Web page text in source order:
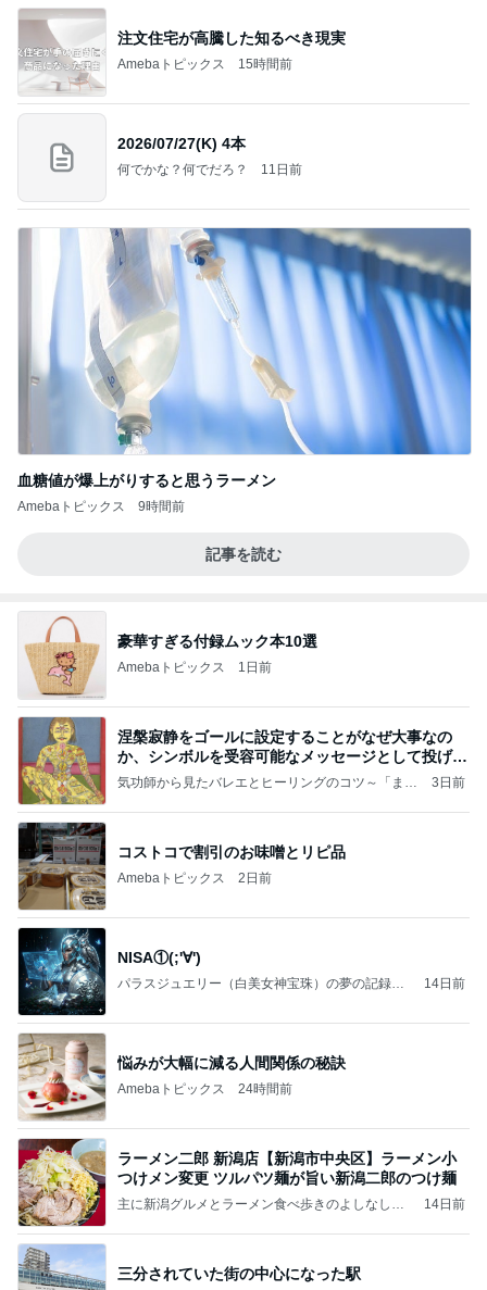
注文住宅が高騰した知るべき現実
Amebaトピックス 15時間前
2026/07/27(K) 4本
何でかな？何でだろ？ 11日前
血糖値が爆上がりすると思うラーメン
Amebaトピックス 9時間前
記事を読む
豪華すぎる付録ムック本10選
Amebaトピックス 1日前
涅槃寂静をゴールに設定することがなぜ大事なの
か、シンボルを受容可能なメッセージとして投げる
ことが
気功師から見たバレエとヒーリングのコツ～「まと
3日前
コストコで割引のお味噌とリピ品
Amebaトピックス 2日前
NISA①(;'∀')
パラスジュエリー（白美女神宝珠）の夢の記録
14日前
悩みが大幅に減る人間関係の秘訣
Amebaトピックス 24時間前
ラーメン二郎 新潟店【新潟市中央区】ラーメン小
つけメン変更 ツルパツ麺が旨い新潟二郎のつけ麺
主に新潟グルメとラーメン食べ歩きのよしなしご
14日前
三分されていた街の中心になった駅